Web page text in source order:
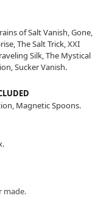
of Salt Vanish, Gone,
The Salt Trick, XXI
Silk, The Mystical
Sucker Vanish.
Magnetic Spoons.
made.